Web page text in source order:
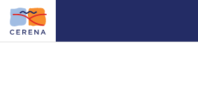
Skip
main